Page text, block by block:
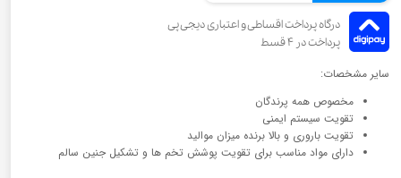
سایر مشخصات:
مخصوص همه پرندگان
تقویت سیستم ایمنی
تقویت باروری و بالا برنده میزان موالید
دارای مواد مناسب برای تقویت پوشش تخم ها و تشکیل جنین سالم